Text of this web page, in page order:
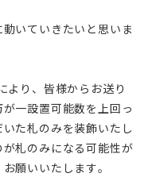
いていきたいと思いま
り、皆様からお送り
一設置可能数を上回っ
た札のみを装飾いたし
札のみになる可能性が
願いいたします。